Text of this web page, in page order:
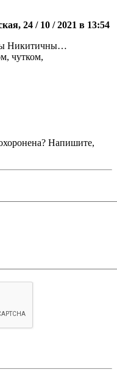
24 / 10 / 2021 в 13:54
Никитичны…
чутком,
Напишите,